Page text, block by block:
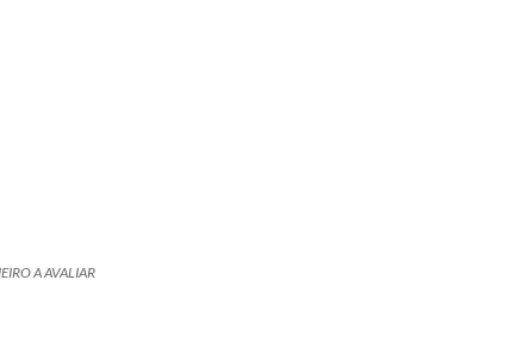
A AVALIAR